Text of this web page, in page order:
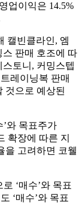
업이익은 14.5%
캘빈클라인, 엠
판매 호조에 따
토니, 커밍스텝
레이닝복 판매
것으로 예상된
와 목표주가
확장에 따른 지
을 고려하면 코웰
‘매수’와 목표
‘매수’와 목표